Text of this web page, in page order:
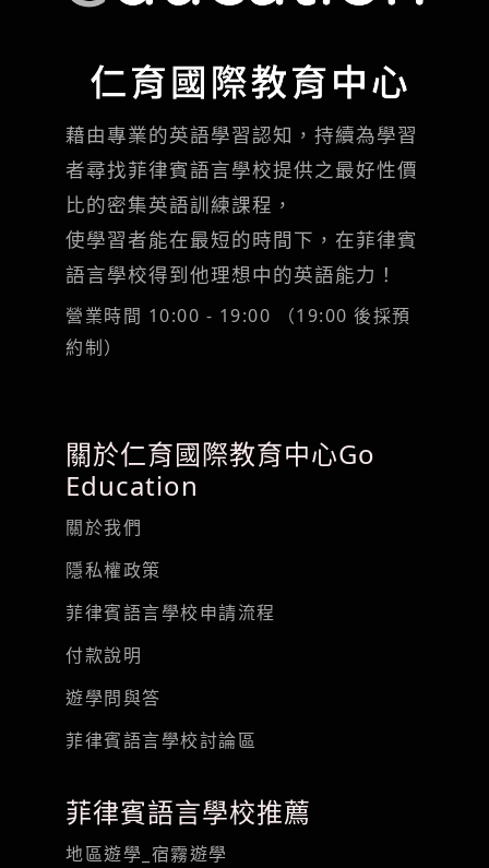
藉由專業的英語學習認知，持續為學習
者尋找菲律賓語言學校提供之最好性價
比的密集英語訓練課程，
使學習者能在最短的時間下，在菲律賓
語言學校得到他理想中的英語能力！
營業時間 10:00 - 19:00 （19:00 後採預
約制）
關於仁育國際教育中心Go
Education
關於我們
隱私權政策
菲律賓語言學校申請流程
付款說明
遊學問與答
菲律賓語言學校討論區
菲律賓語言學校推薦
地區遊學_宿霧遊學